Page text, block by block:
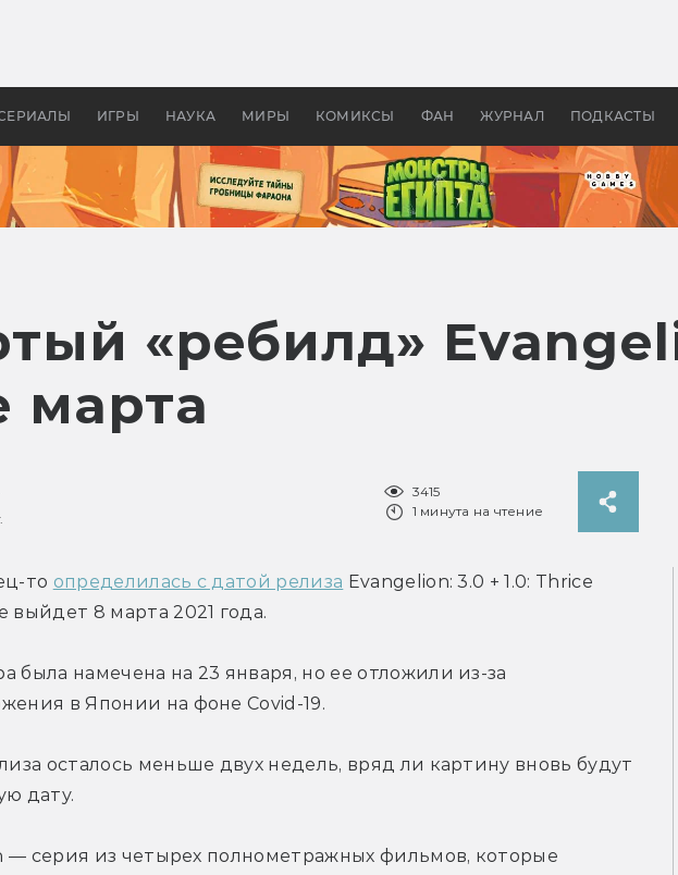
ИГРЫ НАУКА МИРЫ КОМИКСЫ ФАН ЖУРНАЛ ПОДКАСТЫ
апокалипсис, в России —
бы «Властелина колец»
«ребилд»
марта
3415
1 минута на чтение
то определилась с датой релиза Evangelion: 3.0 + 1.0: Thrice
выйдет 8 марта 2021 года.
была намечена на 23 января, но ее отложили из-за
в Японии на фоне Covid-19.
осталось меньше двух недель, вряд ли картину вновь будут
дату.
— серия из четырех полнометражных фильмов, которые